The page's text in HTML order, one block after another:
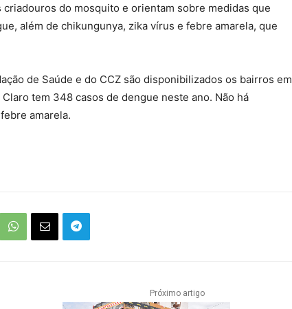
do mosquito e orientam sobre medidas que
além de chikungunya, zika vírus e febre amarela, que
de Saúde e do CCZ são disponibilizados os bairros em
tem 348 casos de dengue neste ano. Não há
amarela.
Próximo artigo